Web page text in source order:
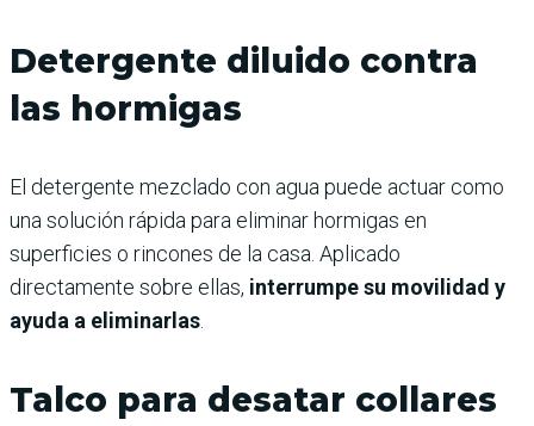
Detergente diluido contra
las hormigas
El detergente mezclado con agua puede actuar como
una solución rápida para eliminar hormigas en
superficies o rincones de la casa. Aplicado
directamente sobre ellas, interrumpe su movilidad y
ayuda a eliminarlas.
Talco para desatar collares